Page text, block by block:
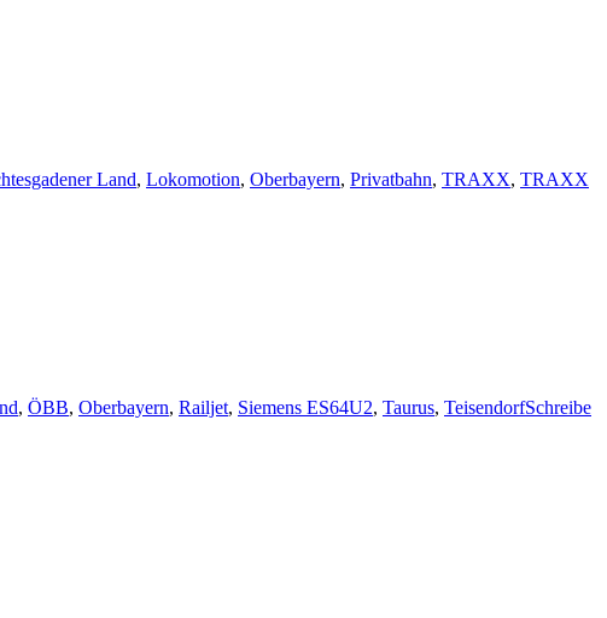
Land, Lokomotion, Oberbayern, Privatbahn, TRAXX, TRAXX
, ÖBB, Oberbayern, Railjet, Siemens ES64U2, Taurus, TeisendorfSchreibe